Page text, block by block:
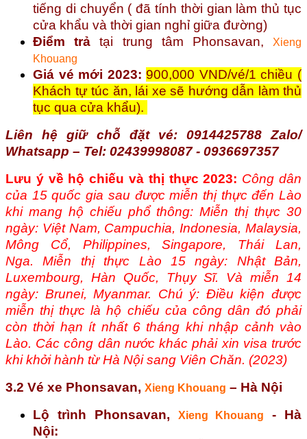
tiếng di chuyển ( đã tính thời gian làm thủ tục
cửa khẩu và thời gian nghỉ giữa đường)
Điểm trả tại trung tâm Phonsavan,
Xieng
Khouang
Giá vé mới 2023: 900,000 VND/vé/1 chiều (
Khách tự túc ăn, lái xe sẽ hướng dẫn làm thủ
tục qua cửa khẩu).
Liên hệ giữ chỗ đặt vé: 0914425788 Zalo/
Whatsapp – Tel: 02439998087 - 0936697357
Lưu ý về hộ chiếu và thị thực 2023: Công dân
của 15 quốc gia sau được miễn thị thực đến Lào
khi mang hộ chiếu phổ thông:Miễn thị thực 30
ngày: Việt Nam, Campuchia, Indonesia, Malaysia,
Mông Cổ, Philippines, Singapore, Thái Lan,
Nga.Miễn thị thực Lào 15 ngày: Nhật Bản,
Luxembourg, Hàn Quốc, Thụy Sĩ. Và miễn 14
ngày: Brunei, Myanmar. Chú ý: Điều kiện được
miễn thị thực là hộ chiếu của công dân đó phải
còn thời hạn ít nhất 6 tháng khi nhập cảnh vào
Lào. Các công dân nước khác phải xin visa trước
khi khởi hành từ Hà Nội sang Viên Chăn. (2023)
3.2 Vé xe Phonsavan, Xieng Khouang – Hà Nội
Lộ trình Phonsavan, Xieng Khouang
- Hà
Nội: